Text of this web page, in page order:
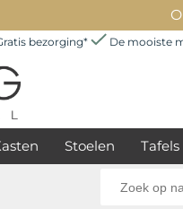
bezorging* De mooiste
Stoelen Tafels